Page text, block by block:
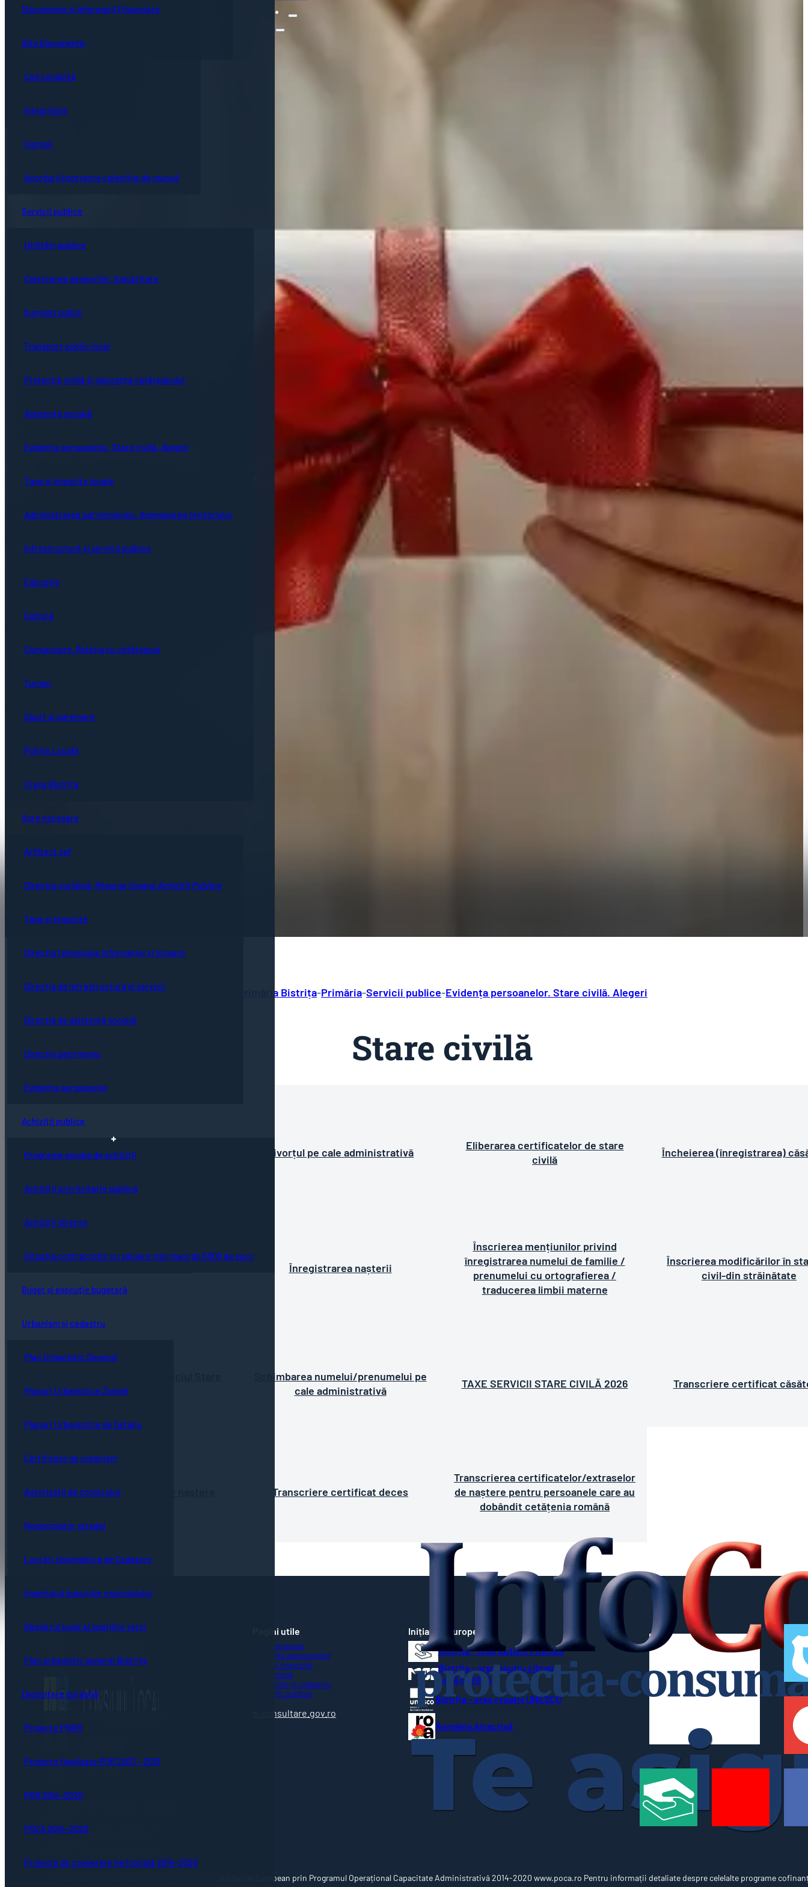
Guvernanță corporativă
Bistrița turistică
Evenimente locale
Hartă oraș
Ședințe online
Documente ședință
Hotărârile Consiliului Local
Concursuri
Proceduri de sistem
Cod conduită
Integritate
Comisii
Acorduri/contracte colective de muncă
Servicii publice
Utilități publice
Colectarea deșeurilor. Salubritate
Iluminat public
Transport public local
Protecție civilă și siguranța cetățeanului
Asistență socială
Evidența persoanelor. Stare civilă. Alegeri
Taxe și impozite locale
Administrarea patrimoniului. Amenajarea teritoriului
Infrastructură și servicii publice
Educație
Cultură
Comunicare. Relația cu cetățeanul
Turism
Sport și agrement
Poliția Locală
Creșa Bistrița
Acte necesare
Arhitect șef
Direcția Juridică, Resurse Umane Achiziții Publice
Taxe și impozite
Direcția tehnologia informației și inovare
Direcția de infrastructură și servicii
Direcția de asistență socială
Direcția patrimoniu
Evidența persoanelor
Achiziții publice
Programe anuale de achiziții
Achiziții prin licitație publică
Achiziții directe
Situația contractelor cu valoare mai mare de 5000 de euro
Buget și execuție bugetară
Urbanism și cadastru
Plan Urbanistic General
Planuri Urbanistice Zonale
Planuri Urbanistice de Detaliu
Certificate de urbanism
Autorizații de construire
Nomenclator stradal
Lucrări sistematice de Cadastru
Inventarul bunurilor municipiului
Registrul local al spațiilor verzi
Plan urbanistic general Bistrița
Dezvoltare durabilă
Proiecte PNRR
Proiecte finalizate POR 2007 - 2013
POR 2014-2020
POCA 2014-2020
Proiecte de cooperare teritorială 2014-2020
Documente și Informații Financiare
Alte Documente
Primăria Bistrița-Primăria-Servicii publice-Evidența persoanelor. Stare civilă. Alegeri
Stare civilă
Declarații de căsătorie Divorțul pe cale administrativă
Eliberarea certificatelor de stare
civilă
Încheierea (înregistrarea)
Înregistrarea nașterii
Înscrierea mențiunilor privind
înregistrarea numelui de familie /
prenumelui cu ortografierea /
traducerea limbii materne
Înscrierea modificărilor în
civil-din străinătate
Civilă
Schimbarea numelui/prenumelui pe
cale administrativă
TAXE SERVICII STARE CIVILĂ 2026 Transcriere certificat
Transcriere certificat de naștere Transcriere certificat deces
Transcrierea certificatelor/extraselor
de naștere pentru persoanele care au
dobândit cetățenia română
Adresă
primaria@municipiulbistrita.ro
0263-224508
Pagini utile
Acte necesare
Evidența persoanelor
Taxe și impozite
Stare civilă
Urbanism și cadastru
Achiziții publice
e-consultare.gov.ro
Inițiative Europene
Bistrița - Oraș Autism Friendly
Bistrița - oraș neutru climatic
până în 2035
Bistrița - oraș creativ UNESCO
România Atractivă
Această pagină web este cofinanțată din Fondul Social European prin Programul Operațional Capacitate Administrativă 2014-2020 www.poca.ro Pentru informații detaliate despre celelalte programe